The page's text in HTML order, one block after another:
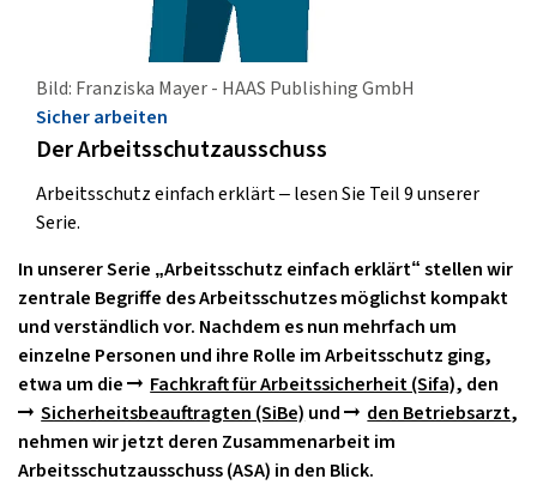
Bild: Franziska Mayer - HAAS Publishing GmbH
Sicher arbeiten
Der Arbeitsschutzausschuss
Arbeitsschutz einfach erklärt – lesen Sie Teil 9 unserer
Serie.
In unserer Serie „Arbeitsschutz einfach erklärt“ stellen wir
zentrale Begriffe des Arbeitsschutzes möglichst kompakt
und verständlich vor. Nachdem es nun mehrfach um
einzelne Personen und ihre Rolle im Arbeitsschutz ging,
etwa um die
Fachkraft für Arbeitssicherheit (Sifa), den
Sicherheitsbeauftragten (SiBe) und den Betriebsarzt,
nehmen wir jetzt deren Zusammenarbeit im
Arbeitsschutzausschuss (ASA) in den Blick.